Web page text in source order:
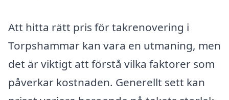
Att hitta rätt pris för takrenovering i
Torpshammar kan vara en utmaning, men
det är viktigt att förstå vilka faktorer som
påverkar kostnaden. Generellt sett kan